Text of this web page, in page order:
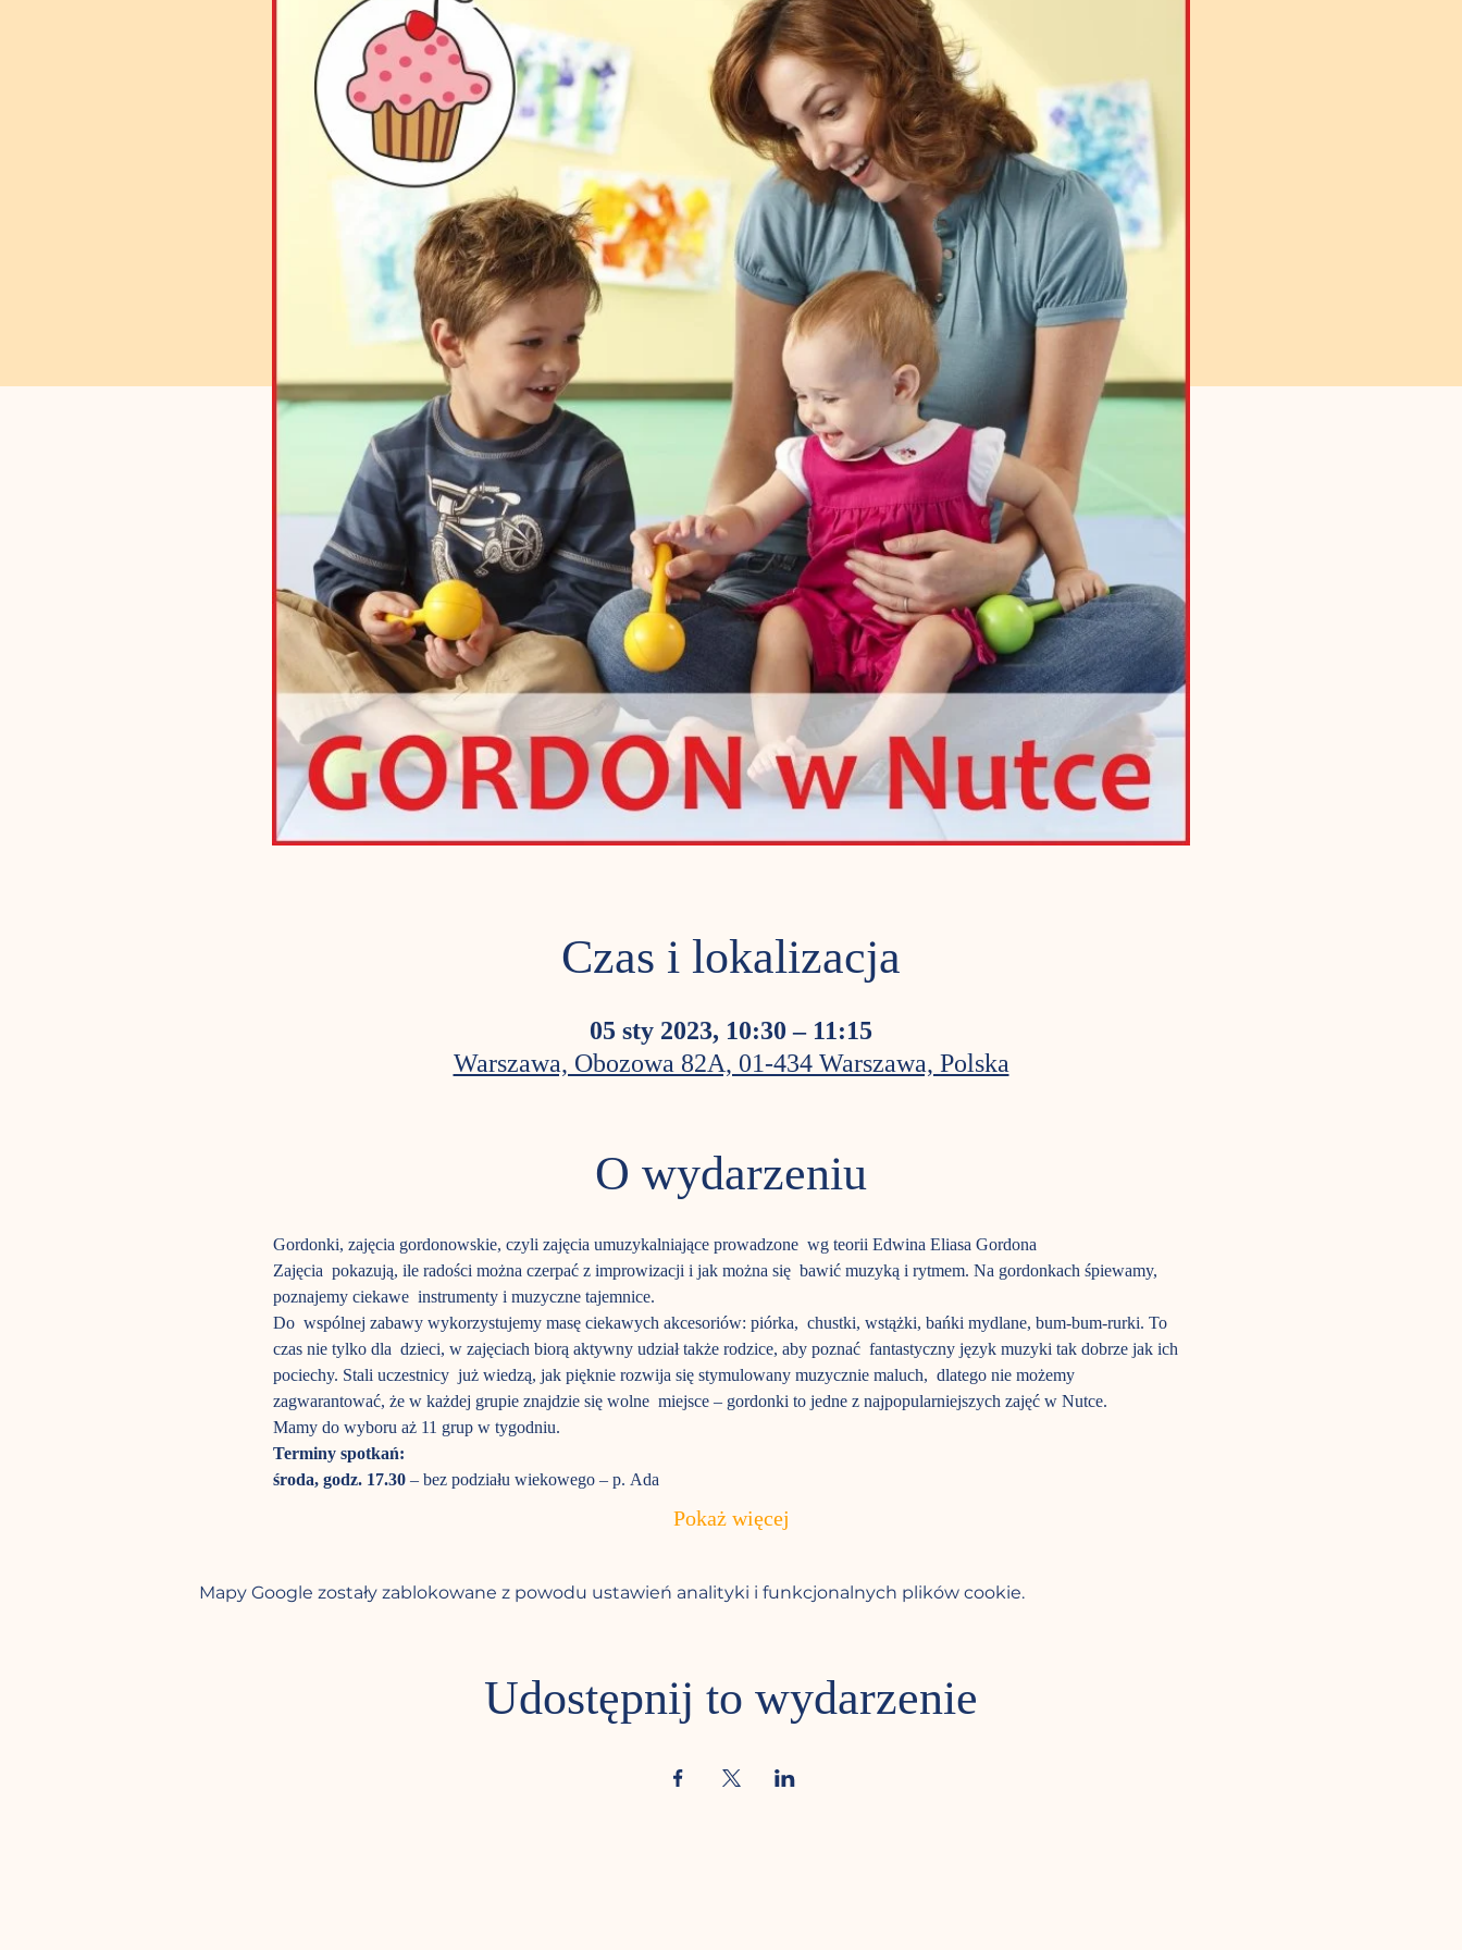
Czas i lokalizacja
05 sty 2023, 10:30 – 11:15
Warszawa, Obozowa 82A, 01-434 Warszawa, Polska
O wydarzeniu
Gordonki, zajęcia gordonowskie, czyli zajęcia umuzykalniające prowadzone  wg teorii Edwina Eliasa Gordona
Zajęcia  pokazują, ile radości można czerpać z improwizacji i jak można się  bawić muzyką i rytmem. Na gordonkach śpiewamy,
poznajemy ciekawe  instrumenty i muzyczne tajemnice.
Do  wspólnej zabawy wykorzystujemy masę ciekawych akcesoriów: piórka,  chustki, wstążki, bańki mydlane, bum-bum-rurki. To
czas nie tylko dla  dzieci, w zajęciach biorą aktywny udział także rodzice, aby poznać  fantastyczny język muzyki tak dobrze jak ich
pociechy. Stali uczestnicy  już wiedzą, jak pięknie rozwija się stymulowany muzycznie maluch,  dlatego nie możemy
zagwarantować, że w każdej grupie znajdzie się wolne  miejsce – gordonki to jedne z najpopularniejszych zajęć w Nutce.
Mamy do wyboru aż 11 grup w tygodniu.
Terminy spotkań:
środa, godz. 17.30 – bez podziału wiekowego – p. Ada
Pokaż więcej
Mapy Google zostały zablokowane z powodu ustawień analityki i funkcjonalnych plików cookie.
Udostępnij to wydarzenie